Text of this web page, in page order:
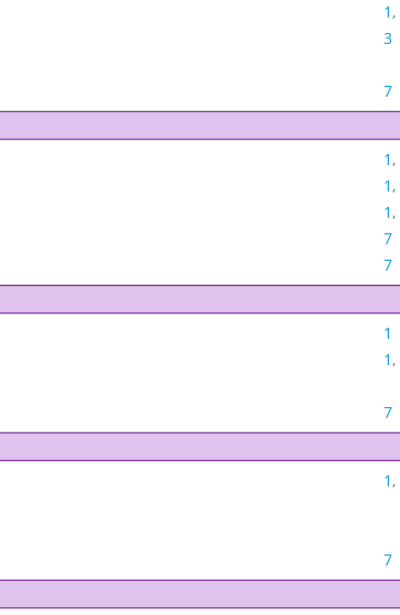
1,
3
7
1,
1,
1,
7
7
1
1,
7
1,
7